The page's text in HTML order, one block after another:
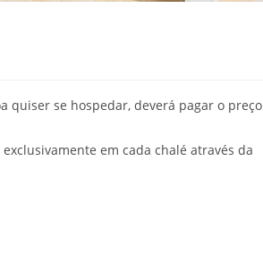
quiser se hospedar, deverá pagar o preço
em cada chalé através da